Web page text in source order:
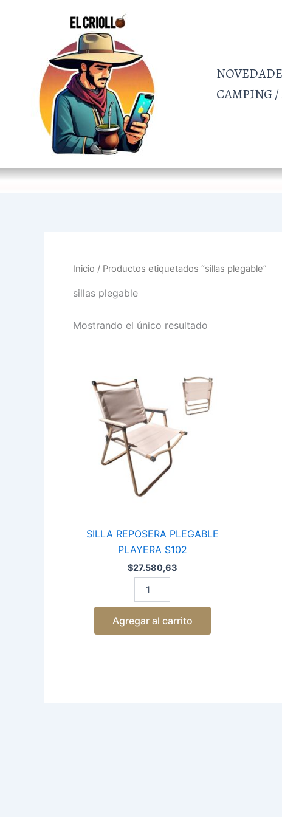
CAMPING
Inicio / Productos etiquetados “sillas plegable”
sillas plegable
Mostrando el único resultado
SILLA REPOSERA PLEGABLE
PLAYERA S102
$27.580,63
REPOSERA
PLEGABLE
PLAYERA
S102
cantidad
Agregar al carrito